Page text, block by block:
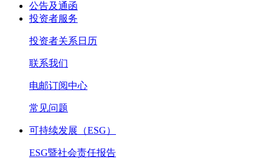
公告及通函
投资者服务
投资者关系日历
联系我们
电邮订阅中心
常见问题
可持续发展（ESG）
ESG暨社会责任报告